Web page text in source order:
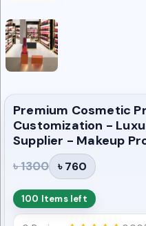
Premium Cosmetic
Customization -
Supplier - Makeup
৳ 1300 ৳ 760
100 Items left